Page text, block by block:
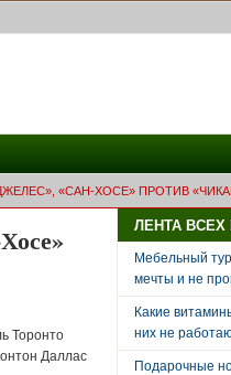
«САН-ХОСЕ» ПРОТИВ
Торонто
Даллас
ЛЕНТА ВСЕХ
Мебельный
мечты и не
Какие
них не
Подарочные